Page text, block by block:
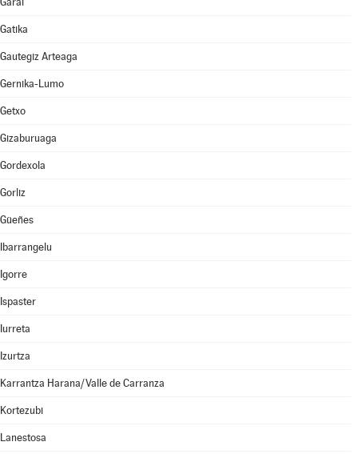
Gatika
Gautegiz Arteaga
Gernika-Lumo
Getxo
Gizaburuaga
Gordexola
Gorliz
Güeñes
Ibarrangelu
Igorre
Ispaster
Iurreta
Izurtza
Karrantza Harana/Valle de Carranza
Kortezubi
Lanestosa